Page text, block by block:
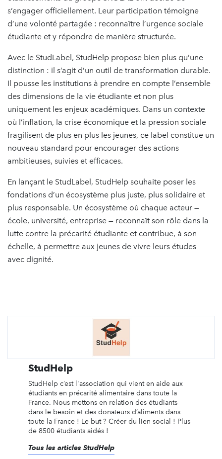
s’engager officiellement. Leur participation témoigne
d’une volonté partagée : reconnaître l’urgence sociale
étudiante et y répondre de manière structurée.
Avec le StudLabel, StudHelp propose bien plus qu’une
distinction : il s’agit d’un outil de transformation durable.
Il pousse les institutions à prendre en compte l’ensemble
des dimensions de la vie étudiante et non plus
uniquement les enjeux académiques. Dans un contexte
où l’inflation, la crise économique et la pression sociale
fragilisent de plus en plus les jeunes, ce label constitue un
nouveau standard pour encourager des actions
ambitieuses, suivies et efficaces.
En lançant le StudLabel, StudHelp souhaite poser les
fondations d’un écosystème plus juste, plus solidaire et
plus responsable. Un écosystème où chaque acteur —
école, université, entreprise — reconnaît son rôle dans la
lutte contre la précarité étudiante et contribue, à son
échelle, à permettre aux jeunes de vivre leurs études
avec dignité.
StudHelp
StudHelp c’est l'association qui vient en aide aux
étudiants en précarité alimentaire dans toute la
France. Nous mettons en relation des étudiants
dans le besoin et des donateurs d’aliments dans
toute la France ! Le but ? Créer du lien social ! Plus
de 8500 étudiants aidés !
Tous les articles StudHelp